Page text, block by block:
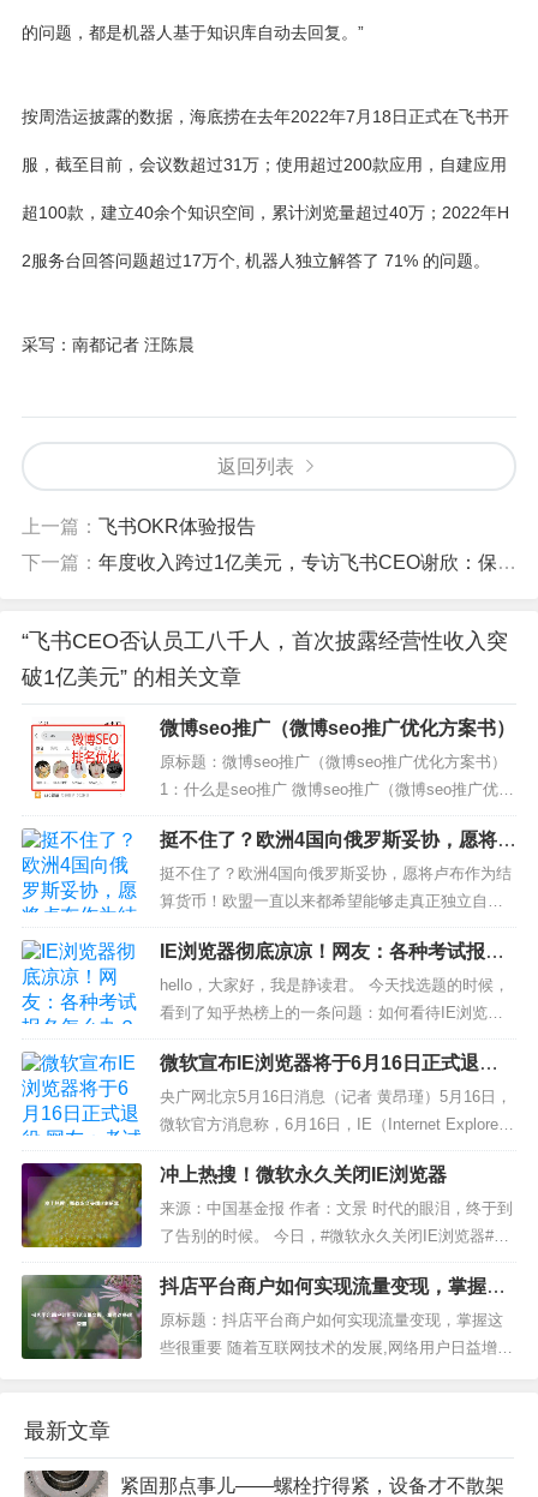
的问题，都是机器人基于知识库自动去回复。”
按周浩运披露的数据，海底捞在去年2022年7月18日正式在飞书开
服，截至目前，会议数超过31万；使用超过200款应用，自建应用
超100款，建立40余个知识空间，累计浏览量超过40万；2022年H
2服务台回答问题超过17万个, 机器人独立解答了 71% 的问题。
采写：南都记者 汪陈晨
返回列表
上一篇： 飞书OKR体验报告
下一篇： 年度收入跨过1亿美元，专访飞书CEO谢欣：保持同行中最大投入，向海外要增量
“飞书CEO否认员工八千人，首次披露经营性收入突
破1亿美元” 的相关文章
微博seo推广（微博seo推广优化方案书）
原标题：微博seo推广（微博seo推广优化方案书）
1：什么是seo推广 微博seo推广（微博seo推广优化
方案书） 现在，越来越多的企业都在使用微博进行
网络营销，微博seo推广也成为了众多企业的重点。
那么，微博seo推广是什么呢？ 微博seo推广（微博
s...
挺不住了？欧洲4国向俄罗斯妥协，愿将卢
布作为结算货币
挺不住了？欧洲4国向俄罗斯妥协，愿将卢布作为结
算货币！欧盟一直以来都希望能够走真正独立自主
的道路，但是他们一直被美国和俄罗斯牵制着，在
上世纪美苏冷战争霸时期，美国和苏联在多方面的
竞赛也一定程度影响了欧盟整体发...
IE浏览器彻底凉凉！网友：各种考试报名
怎么办？
hello，大家好，我是静读君。 今天找选题的时候，
看到了知乎热榜上的一条问题：如何看待IE浏览器
将于2022年6月15日正式停用？ 静读君看到问题的
心情是：爷青结，之前flash先走一步，现在IE也要
说再见了。1 IE浏览器算是很多80、90后的青春记
忆...
微软宣布IE浏览器将于6月16日正式退役
网友：考试报名咋办？
央广网北京5月16日消息（记者 黄昂瑾）5月16日，
微软官方消息称，6月16日，IE（Internet Explore
r）浏览器正式退役，此后由Edge（Microsoft Edg
e）接力。 （截图自微软Edge浏览器官方微博） 消
息一出，引发网友热议。其中，部分用户对于I...
冲上热搜！微软永久关闭IE浏览器
来源：中国基金报 作者：文景 时代的眼泪，终于到
了告别的时候。 今日，#微软永久关闭IE浏览器#的
消息冲上热搜。 据悉，微软公司将于6月15日（北
京时间16日）永久关闭IE浏览器。 对此消息，网友
纷纷表示，“再见了，青春！一个时代的终结
了.........
抖店平台商户如何实现流量变现，掌握这
些很重要
原标题：抖店平台商户如何实现流量变现，掌握这
些很重要 随着互联网技术的发展,网络用户日益增
最新文章
紧固那点事儿——螺栓拧得紧，设备才不散架